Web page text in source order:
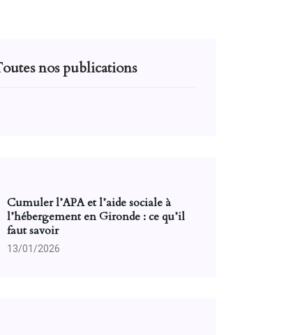
nos publications
Cumuler l’APA et l’aide sociale à
l’hébergement en Gironde : ce qu’il
faut savoir
13/01/2026